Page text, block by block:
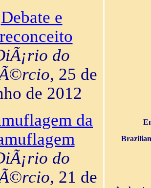
Debate e
do
, 25 de
de 2012
da
do
, 21 de